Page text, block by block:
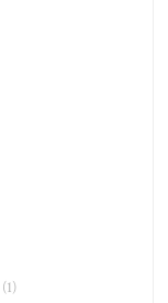
(1)